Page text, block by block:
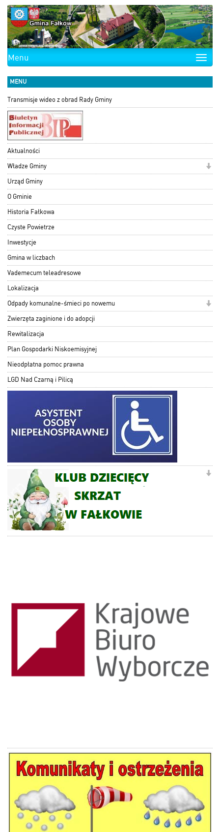
Toggle
Menu
MENU
Transmisje wideo z obrad Rady Gminy
Aktualności
Władze Gminy
Urząd Gminy
O Gminie
Historia Fałkowa
Czyste Powietrze
Inwestycje
Gmina w liczbach
Vademecum teleadresowe
Lokalizacja
Odpady komunalne-śmieci po nowemu
Zwierzęta zaginione i do adopcji
Rewitalizacja
Plan Gospodarki Niskoemisyjnej
Nieodpłatna pomoc prawna
LGD Nad Czarną i Pilicą